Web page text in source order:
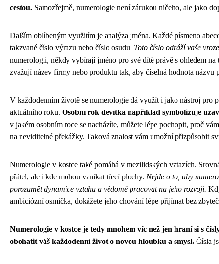
cestou. Samozřejmě, numerologie není zárukou ničeho, ale jako
Dalším oblíbeným využitím je analýza jména. Každé písmeno
takzvané číslo výrazu nebo číslo osudu. Toto číslo odráží vaše
numerologii, někdy vybírají jméno pro své dítě právě s ohledem
zvažují název firmy nebo produktu tak, aby číselná hodnota názvu
V každodenním životě se numerologie dá využít i jako nástroj pro
aktuálního roku. Osobní rok devítka například symbolizuje
v jakém osobním roce se nacházíte, můžete lépe pochopit, proč
na neviditelné překážky. Taková znalost vám umožní přizpůsobit
Numerologie v kostce také pomáhá v mezilidských vztazích.
přátel, ale i kde mohou vznikat třecí plochy. Nejde o to, aby
porozumět dynamice vztahu a vědomě pracovat na jeho rozvoji.
ambiciózní osmička, dokážete jeho chování lépe přijímat bez
Numerologie v kostce je tedy mnohem víc než jen hraní si s
obohatit váš každodenní život o novou hloubku a smysl. Čísla